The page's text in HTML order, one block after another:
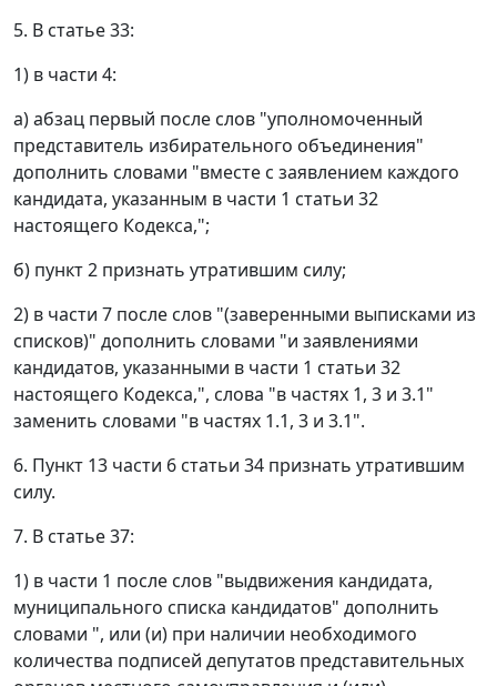
5. В статье 33:
1) в части 4:
а) абзац первый после слов "уполномоченный
представитель избирательного объединения"
дополнить словами "вместе с заявлением каждого
кандидата, указанным в части 1 статьи 32
настоящего Кодекса,";
б) пункт 2 признать утратившим силу;
2) в части 7 после слов "(заверенными выписками из
списков)" дополнить словами "и заявлениями
кандидатов, указанными в части 1 статьи 32
настоящего Кодекса,", слова "в частях 1, 3 и 3.1"
заменить словами "в частях 1.1, 3 и 3.1".
6. Пункт 13 части 6 статьи 34 признать утратившим
силу.
7. В статье 37:
1) в части 1 после слов "выдвижения кандидата,
муниципального списка кандидатов" дополнить
словами ", или (и) при наличии необходимого
количества подписей депутатов представительных